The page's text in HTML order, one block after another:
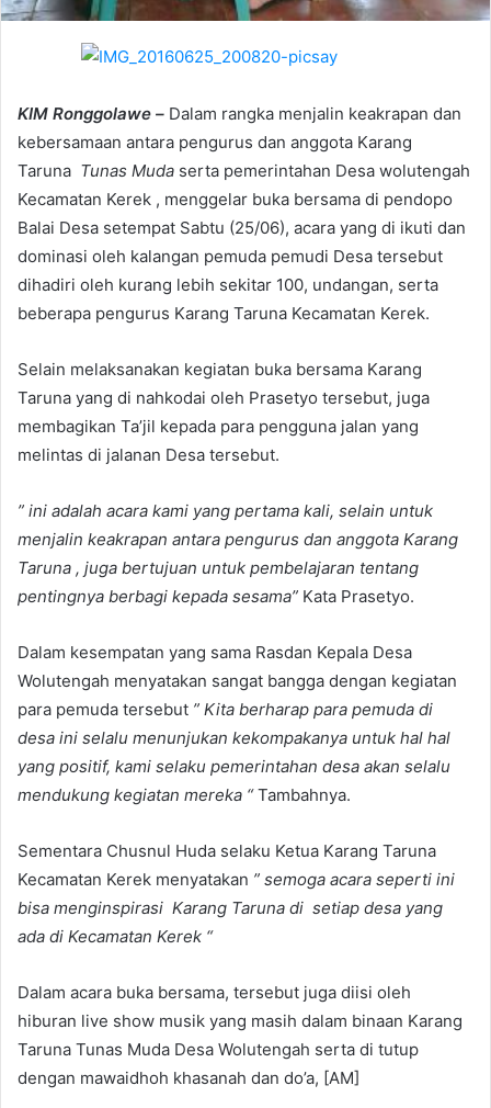
KIM Ronggolawe – Dalam rangka menjalin keakrapan dan
kebersamaan antara pengurus dan anggota Karang
Taruna Tunas Muda serta pemerintahan Desa wolutengah
Kecamatan Kerek , menggelar buka bersama di pendopo
Balai Desa setempat Sabtu (25/06), acara yang di ikuti dan
dominasi oleh kalangan pemuda pemudi Desa tersebut
dihadiri oleh kurang lebih sekitar 100, undangan, serta
beberapa pengurus Karang Taruna Kecamatan Kerek.
Selain melaksanakan kegiatan buka bersama Karang
Taruna yang di nahkodai oleh Prasetyo tersebut, juga
membagikan Ta’jil kepada para pengguna jalan yang
melintas di jalanan Desa tersebut.
” ini adalah acara kami yang pertama kali, selain untuk
menjalin keakrapan antara pengurus dan anggota Karang
Taruna , juga bertujuan untuk pembelajaran tentang
pentingnya berbagi kepada sesama” Kata Prasetyo.
Dalam kesempatan yang sama Rasdan Kepala Desa
Wolutengah menyatakan sangat bangga dengan kegiatan
para pemuda tersebut ” Kita berharap para pemuda di
desa ini selalu menunjukan kekompakanya untuk hal hal
yang positif, kami selaku pemerintahan desa akan selalu
mendukung kegiatan mereka “Tambahnya.
Sementara Chusnul Huda selaku Ketua Karang Taruna
Kecamatan Kerek menyatakan ” semoga acara seperti ini
bisa menginspirasi Karang Taruna di setiap desa yang
ada di Kecamatan Kerek “
Dalam acara buka bersama, tersebut juga diisi oleh
hiburan live show musik yang masih dalam binaan Karang
Taruna Tunas Muda Desa Wolutengah serta di tutup
dengan mawaidhoh khasanah dan do’a, [AM]